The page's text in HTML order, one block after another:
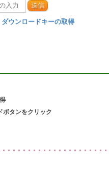
送信
ダウンロードキーの取得
ボタンをクリック